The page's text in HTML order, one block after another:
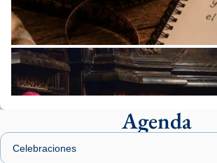
Mons. Sergi Gordo, bisbe de
presidit aquest 27 de juliol la
Santes de Mataró.
🔗tinyurl.com/cvu5jmbk
📸 J. Merino
Agenda